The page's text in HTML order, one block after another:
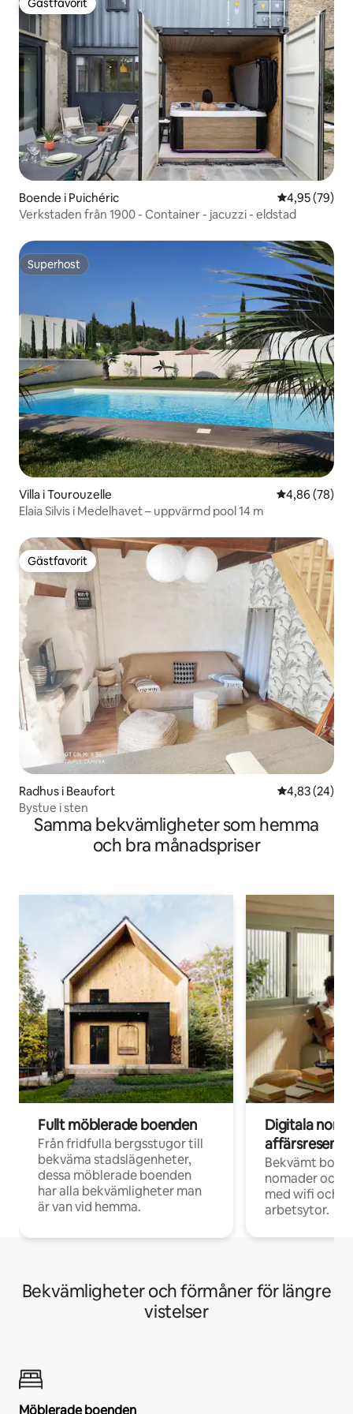
Gästfavorit
Gästfavorit
Boende i Puichéric 4,95 av 5 i
4,95 (79)
Verkstaden från 1900 - Container - jacuzzi - eldstad
Superhost
Superhost
Villa i Tourouzelle 4,86 av 5 i
4,86 (78)
Elaia Silvis i Medelhavet – uppvärmd pool 14 m
Gästfavorit
Gästfavorit
Radhus i Beaufort 4,83 av 5 i
4,83 (24)
Bystue i sten
Samma bekvämligheter som hemma
och bra månadspriser
Fullt möblerade boenden
Från fridfulla bergsstugor till
bekväma stadslägenheter,
dessa möblerade boenden
har alla bekvämligheter man
är van vid hemma.
Digitala
Bekvämt
nomader och
med wifi och
arbetsytor.
Bekvämligheter och förmåner för längre
vistelser
Möblerade boenden